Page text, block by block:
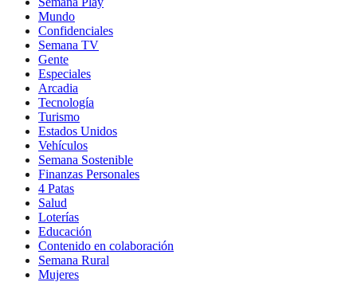
Mundo
Confidenciales
Semana TV
Gente
Especiales
Arcadia
Tecnología
Turismo
Estados Unidos
Vehículos
Semana Sostenible
Finanzas Personales
4 Patas
Salud
Loterías
Educación
Contenido en colaboración
Semana Rural
Mujeres